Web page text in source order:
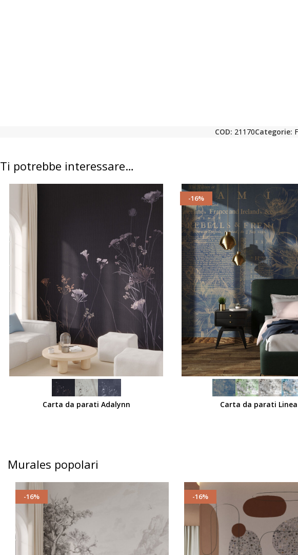
COD: 21170Categorie:
Ti potrebbe interessare…
Carta da parati Adalynn
-16%
Carta da parati Linea
Murales popolari
-16% -16%